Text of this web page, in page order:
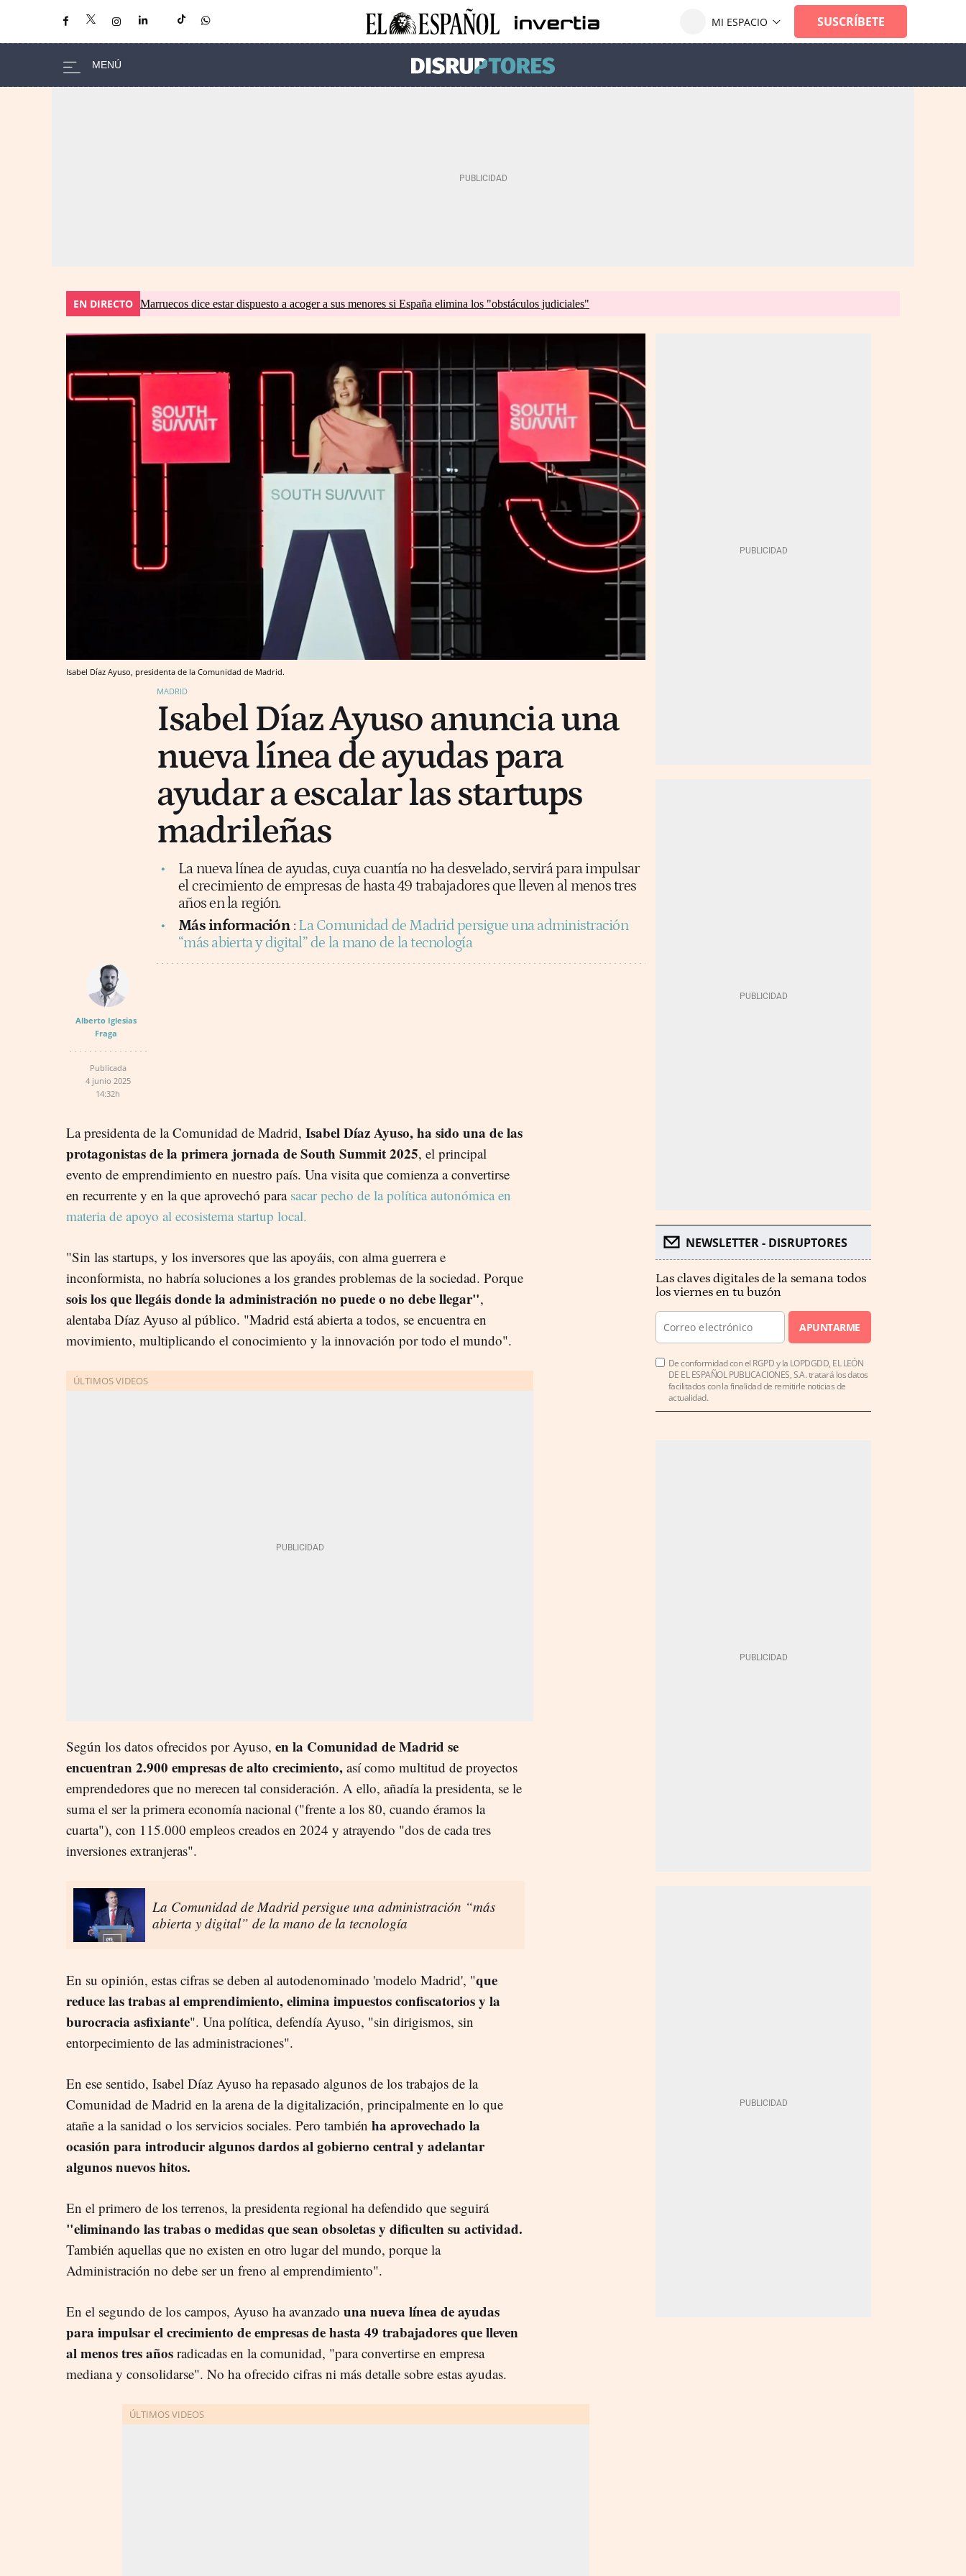
EN DIRECTO Marruecos dice estar dispuesto a acoger a sus menores si España elimina los "obstáculos judiciales"
Isabel Díaz Ayuso, presidenta de la Comunidad de Madrid.
MADRID
Isabel Díaz Ayuso anuncia una
nueva línea de ayudas para
ayudar a escalar las startups
madrileñas
La nueva línea de ayudas, cuya cuantía no ha desvelado, servirá para impulsar
el crecimiento de empresas de hasta 49 trabajadores que lleven al menos tres
años en la región.
Más información : La Comunidad de Madrid persigue una administración
“más abierta y digital” de la mano de la tecnología
Alberto Iglesias
Fraga
Publicada
4 junio 2025
14:32h
La presidenta de la Comunidad de Madrid, Isabel Díaz Ayuso, ha sido una de las
protagonistas de la primera jornada de South Summit 2025, el principal
evento de emprendimiento en nuestro país. Una visita que comienza a convertirse
en recurrente y en la que aprovechó para sacar pecho de la política autonómica en
materia de apoyo al ecosistema startup local.
"Sin las startups, y los inversores que las apoyáis, con alma guerrera e
inconformista, no habría soluciones a los grandes problemas de la sociedad. Porque
sois los que llegáis donde la administración no puede o no debe llegar",
alentaba Díaz Ayuso al público. "Madrid está abierta a todos, se encuentra en
movimiento, multiplicando el conocimiento y la innovación por todo el mundo".
Según los datos ofrecidos por Ayuso, en la Comunidad de Madrid se
encuentran 2.900 empresas de alto crecimiento, así como multitud de proyectos
emprendedores que no merecen tal consideración. A ello, añadía la presidenta, se le
suma el ser la primera economía nacional ("frente a los 80, cuando éramos la
cuarta"), con 115.000 empleos creados en 2024 y atrayendo "dos de cada tres
inversiones extranjeras".
La Comunidad de Madrid persigue una administración “más
abierta y digital” de la mano de la tecnología
En su opinión, estas cifras se deben al autodenominado 'modelo Madrid', "que
reduce las trabas al emprendimiento, elimina impuestos confiscatorios y la
burocracia asfixiante". Una política, defendía Ayuso, "sin dirigismos, sin
entorpecimiento de las administraciones".
En ese sentido, Isabel Díaz Ayuso ha repasado algunos de los trabajos de la
Comunidad de Madrid en la arena de la digitalización, principalmente en lo que
atañe a la sanidad o los servicios sociales. Pero también ha aprovechado la
ocasión para introducir algunos dardos al gobierno central y adelantar
algunos nuevos hitos.
En el primero de los terrenos, la presidenta regional ha defendido que seguirá
"eliminando las trabas o medidas que sean obsoletas y dificulten su actividad.
También aquellas que no existen en otro lugar del mundo, porque la
Administración no debe ser un freno al emprendimiento".
En el segundo de los campos, Ayuso ha avanzado una nueva línea de ayudas
para impulsar el crecimiento de empresas de hasta 49 trabajadores que lleven
al menos tres años radicadas en la comunidad, "para convertirse en empresa
mediana y consolidarse". No ha ofrecido cifras ni más detalle sobre estas ayudas.
NEWSLETTER - DISRUPTORES
Las claves digitales de la semana todos
los viernes en tu buzón
APUNTARME
De conformidad con el RGPD y la LOPDGDD, EL LEÓN
DE EL ESPAÑOL PUBLICACIONES, S.A. tratará los datos
facilitados con la finalidad de remitirle noticias de
actualidad.